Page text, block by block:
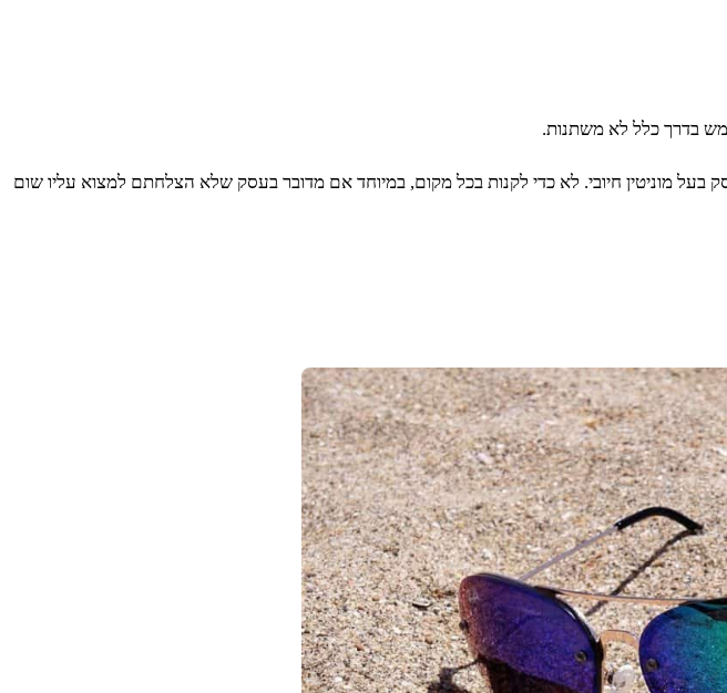
בדרך כלל לא משתנות.
מוניטין חיובי. לא כדי לקנות בכל מקום, במיוחד אם מדובר בעסק שלא הצלחתם למצוא עליו שום